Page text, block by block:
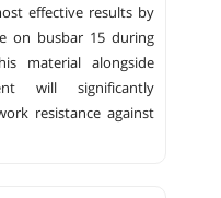
effective results by
on busbar 15 during
material alongside
will significantly
resistance against